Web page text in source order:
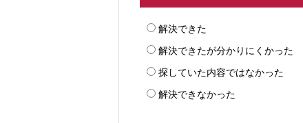
解決できた
解決できたが分かりにくかった
探していた内容ではなかった
解決できなかった